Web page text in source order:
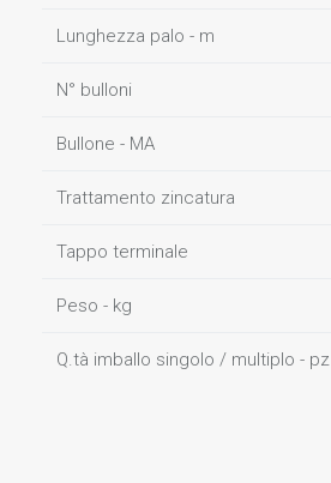
Lunghezza palo - m
N° bulloni
Bullone - MA
Trattamento zincatura
Tappo terminale
Peso - kg
Q.tà imballo singolo / multiplo - pz